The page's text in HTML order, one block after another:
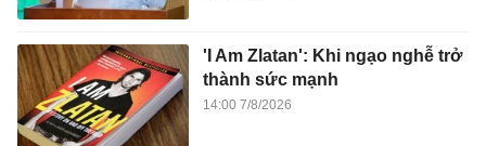
'I Am Zlatan': Khi ngạo nghễ trở
thành sức mạnh
14:00 7/8/2026